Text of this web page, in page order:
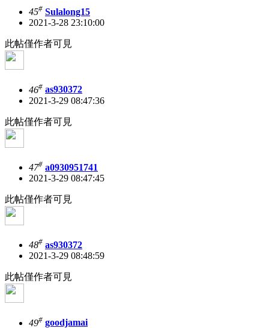
45# Sulalong15
2021-3-28 23:10:00
此帖僅作者可見
46# as930372
2021-3-29 08:47:36
此帖僅作者可見
47# a0930951741
2021-3-29 08:47:45
此帖僅作者可見
48# as930372
2021-3-29 08:48:59
此帖僅作者可見
49# goodjamai